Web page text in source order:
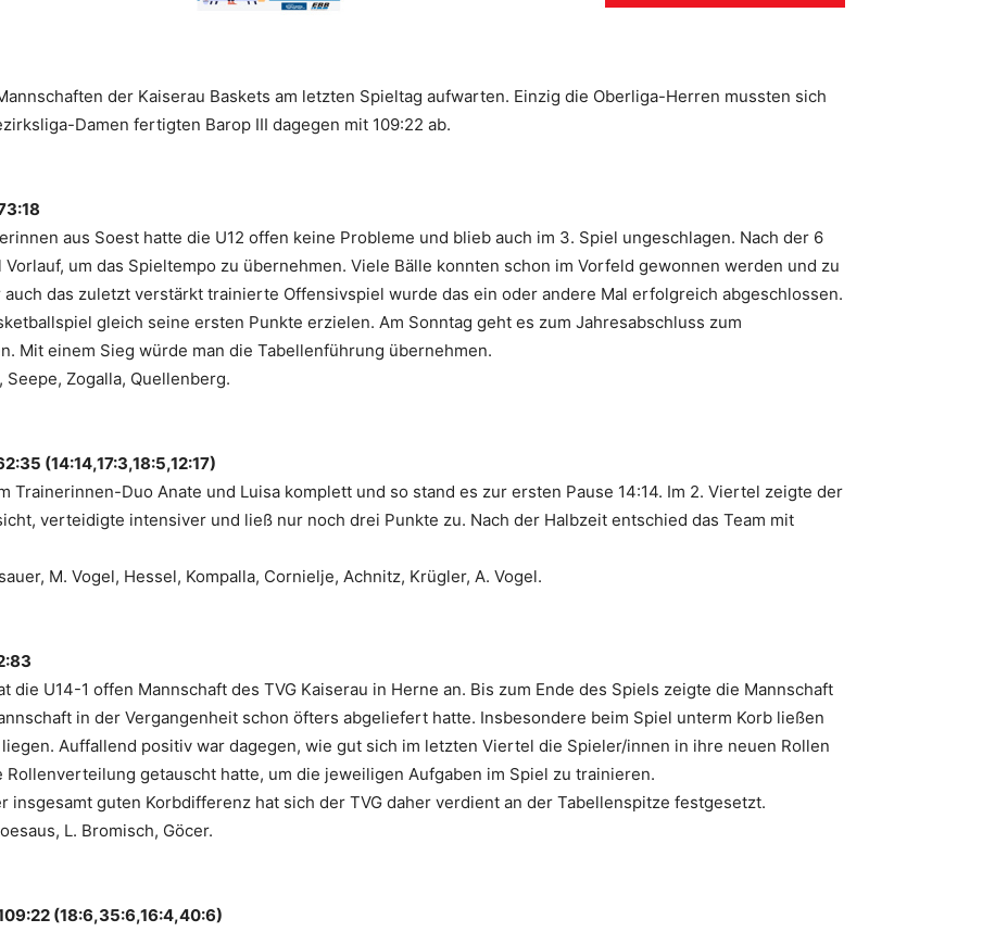
der Kaiserau Baskets am letzten Spieltag aufwarten. Einzig die Oberliga-Herren mussten sich
Damen fertigten Barop III dagegen mit 109:22 ab.
aus Soest hatte die U12 offen keine Probleme und blieb auch im 3. Spiel ungeschlagen. Nach der 6
um das Spieltempo zu übernehmen. Viele Bälle konnten schon im Vorfeld gewonnen werden und zu
das zuletzt verstärkt trainierte Offensivspiel wurde das ein oder andere Mal erfolgreich abgeschlossen.
gleich seine ersten Punkte erzielen. Am Sonntag geht es zum Jahresabschluss zum
Mit einem Sieg würde man die Tabellenführung übernehmen.
Zogalla, Quellenberg.
(14:14,17:3,18:5,12:17)
Trainerinnen-Duo Anate und Luisa komplett und so stand es zur ersten Pause 14:14. Im 2. Viertel zeigte der
verteidigte intensiver und ließ nur noch drei Punkte zu. Nach der Halbzeit entschied das Team mit
M. Vogel, Hessel, Kompalla, Cornielje, Achnitz, Krügler, A. Vogel.
U14-1 offen Mannschaft des TVG Kaiserau in Herne an. Bis zum Ende des Spiels zeigte die Mannschaft
in der Vergangenheit schon öfters abgeliefert hatte. Insbesondere beim Spiel unterm Korb ließen
Auffallend positiv war dagegen, wie gut sich im letzten Viertel die Spieler/innen in ihre neuen Rollen
getauscht hatte, um die jeweiligen Aufgaben im Spiel zu trainieren.
insgesamt guten Korbdifferenz hat sich der TVG daher verdient an der Tabellenspitze festgesetzt.
L. Bromisch, Göcer.
(18:6,35:6,16:4,40:6)